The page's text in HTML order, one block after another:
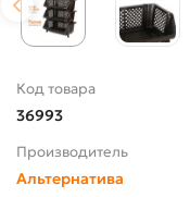
Код товара
36993
Производитель
Альтернатива